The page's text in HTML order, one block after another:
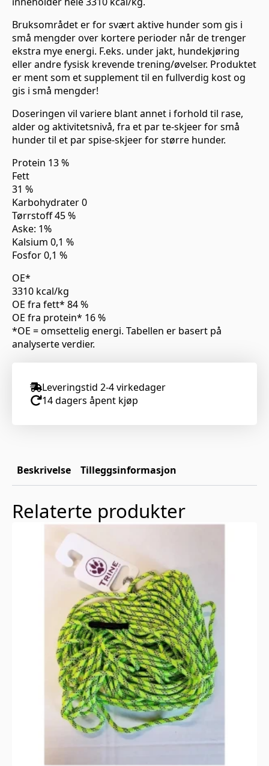
Bruksområdet er for svært aktive hunder som gis i
små mengder over kortere perioder når de trenger
ekstra mye energi. F.eks. under jakt, hundekjøring
eller andre fysisk krevende trening/øvelser. Produktet
er ment som et supplement til en fullverdig kost og
gis i små mengder!
Doseringen vil variere blant annet i forhold til rase,
alder og aktivitetsnivå, fra et par te-skjeer for små
hunder til et par spise-skjeer for større hunder.
Protein 13 %
Fett
31 %
Karbohydrater 0
Tørrstoff 45 %
Aske: 1%
Kalsium 0,1 %
Fosfor 0,1 %
OE*
3310 kcal/kg
OE fra fett* 84 %
OE fra protein* 16 %
*OE = omsettelig energi. Tabellen er basert på
analyserte verdier.
Leveringstid 2-4 virkedager
14 dagers åpent kjøp
Beskrivelse Tilleggsinformasjon
Relaterte produkter